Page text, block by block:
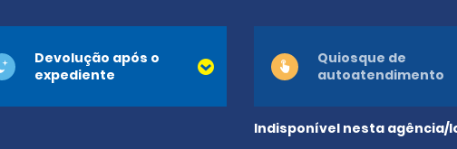
Devolução após o
expediente
Indisponível nesta agência/
Quiosque de
autoatendimento